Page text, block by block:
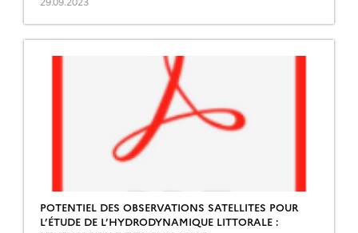
POTENTIEL DES OBSERVATIONS SATELLITES POUR
L’ÉTUDE DE L’HYDRODYNAMIQUE LITTORALE :